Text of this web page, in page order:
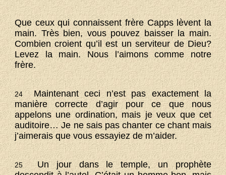
Que ceux qui connaissent frère Capps lèvent la
main. Très bien, vous pouvez baisser la main.
Combien croient qu’il est un serviteur de Dieu?
Levez la main. Nous l’aimons comme notre
frère.
24Maintenant ceci n’est pas exactement la
manière correcte d’agir pour ce que nous
appelons une ordination, mais je veux que cet
auditoire… Je ne sais pas chanter ce chant mais
j’aimerais que vous essayiez de m’aider.
25Un jour dans le temple, un prophète